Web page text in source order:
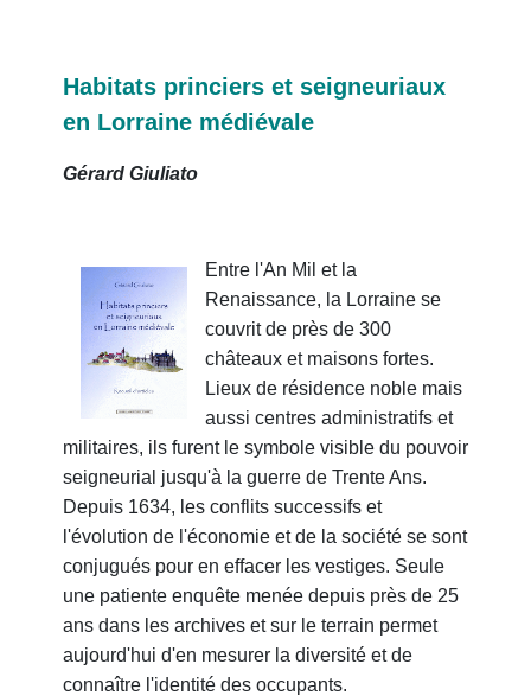
Habitats princiers et seigneuriaux
en Lorraine médiévale
Gérard Giuliato
Entre l'An Mil et la
Renaissance, la Lorraine se
couvrit de près de 300
châteaux et maisons fortes.
Lieux de résidence noble mais
aussi centres administratifs et
militaires, ils furent le symbole visible du pouvoir
seigneurial jusqu'à la guerre de Trente Ans.
Depuis 1634, les conflits successifs et
l'évolution de l'économie et de la société se sont
conjugués pour en effacer les vestiges. Seule
une patiente enquête menée depuis près de 25
ans dans les archives et sur le terrain permet
aujourd'hui d'en mesurer la diversité et de
connaître l'identité des occupants.